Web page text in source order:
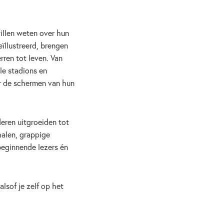
weten over hun
brengen
tot leven. Van
stadions en
schermen van hun
uitgroeiden tot
grappige
lezers én
je zelf op het